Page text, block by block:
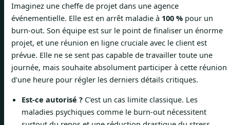
Imaginez une cheffe de projet dans une agence
événementielle. Elle est en arrêt maladie à 100 % pour un
burn-out. Son équipe est sur le point de finaliser un énorme
projet, et une réunion en ligne cruciale avec le client est
prévue. Elle ne se sent pas capable de travailler toute une
journée, mais souhaite absolument participer à cette réunion
d’une heure pour régler les derniers détails critiques.
Est-ce autorisé ? C’est un cas limite classique. Les
maladies psychiques comme le burn-out nécessitent